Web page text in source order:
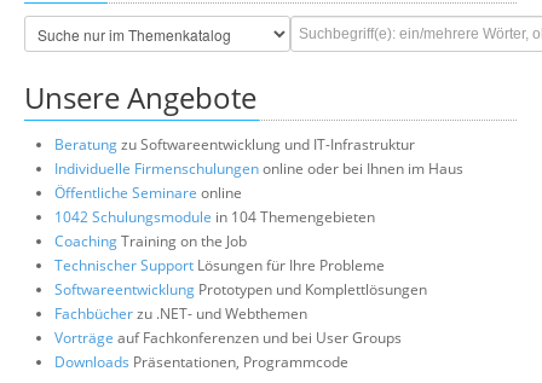
Unsere Angebote
Beratungzu Softwareentwicklung und IT-Infrastruktur
Individuelle Firmenschulungenonline oder bei Ihnen im Haus
Öffentliche Seminare online
1042 Schulungsmodule in 104 Themengebieten
CoachingTraining on the Job
Technischer Support Lösungen für Ihre Probleme
Softwareentwicklung Prototypen und Komplettlösungen
Fachbücherzu .NET- und Webthemen
Vorträge auf Fachkonferenzen und bei User Groups
Downloads Präsentationen, Programmcode